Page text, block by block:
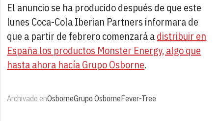
El anuncio se ha producido después de que este
lunes Coca-Cola Iberian Partners informara de
que a partir de febrero comenzará adistribuir en
España los productos Monster Energy, algo que
hasta ahora hacía Grupo Osborne.
Archivado enOsborneGrupo OsborneFever-Tree